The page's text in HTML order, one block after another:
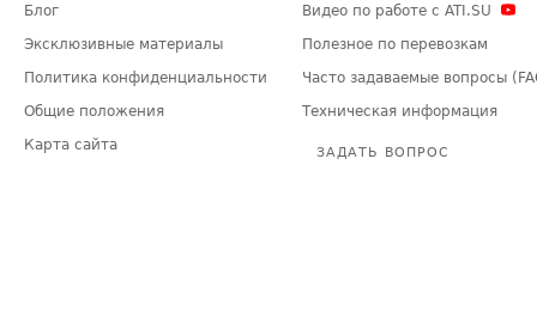
Блог
Эксклюзивные материалы
Политика конфиденциальности
Общие положения
Карта сайта
Видео по работе с ATI.SU
Полезное по перевозкам
Часто задаваемые вопросы
Техническая информация
ЗАДАТЬ ВОПРОС